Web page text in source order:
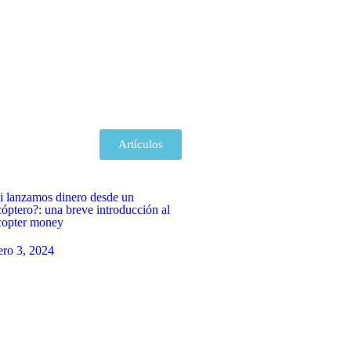
Artículos
lanzamos dinero desde un
una breve introducción al
money
3, 2024